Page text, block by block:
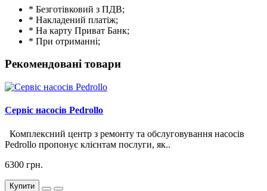
* Безготівковий з ПДВ;
* Накладений платіж;
* На карту Приват Банк;
* При отриманні;
Рекомендовані товари
Сервіс насосів Pedrollo
Комплексний центр з ремонту та обслуговування насосів
Pedrollo пропонує клієнтам послуги, як..
6300 грн.
Купити